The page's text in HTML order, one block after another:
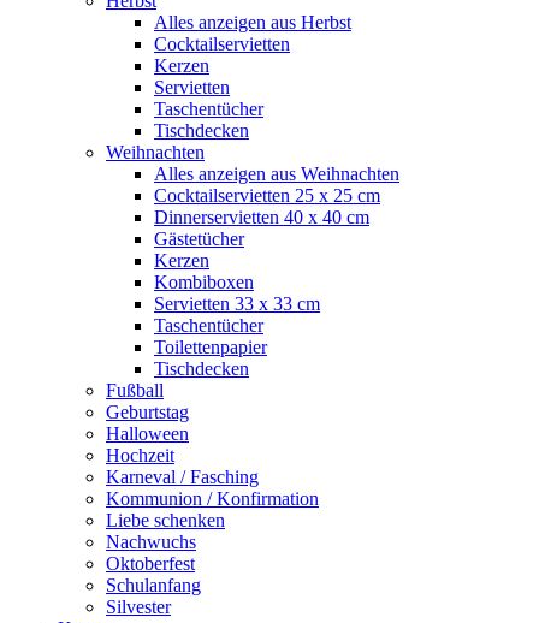
Alles anzeigen aus Herbst
Cocktailservietten
Kerzen
Servietten
Taschentücher
Tischdecken
Weihnachten
Alles anzeigen aus Weihnachten
Cocktailservietten 25 x 25 cm
Dinnerservietten 40 x 40 cm
Gästetücher
Kerzen
Kombiboxen
Servietten 33 x 33 cm
Taschentücher
Toilettenpapier
Tischdecken
Fußball
Geburtstag
Halloween
Hochzeit
Karneval / Fasching
Kommunion / Konfirmation
Liebe schenken
Nachwuchs
Oktoberfest
Schulanfang
Silvester